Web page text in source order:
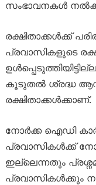
സംഭാവനകൾ
രക്ഷിതാക്കൾക്ക്
പ്രവാസികളുടെ
കൂടുതൽ ശ്രദ്ധ
രക്ഷിതാക്കൾക്കാണ്.
നോർക്ക ഐഡി
പ്രവാസികൾക്ക്
ഇല്ലെന്നതും
പ്രവാസികൾക്കും